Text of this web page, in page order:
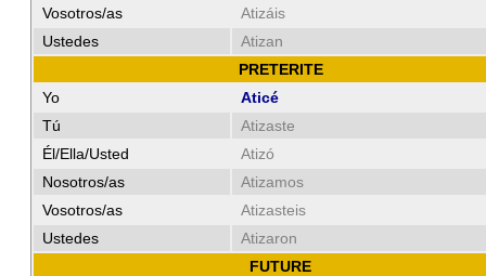
Vosotros/as
Atizáis
Ustedes
Atizan
PRETERITE
Yo
Aticé
Tú
Atizaste
Él/Ella/Usted
Atizó
Nosotros/as
Atizamos
Vosotros/as
Atizasteis
Ustedes
Atizaron
FUTURE